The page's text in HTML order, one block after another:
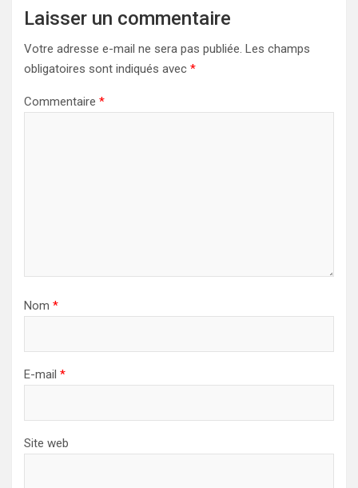
Laisser un commentaire
Votre adresse e-mail ne sera pas publiée. Les champs
obligatoires sont indiqués avec *
Commentaire *
Nom *
E-mail *
Site web